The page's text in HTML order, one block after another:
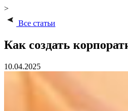
>
Все статьи
Как создать
10.04.2025